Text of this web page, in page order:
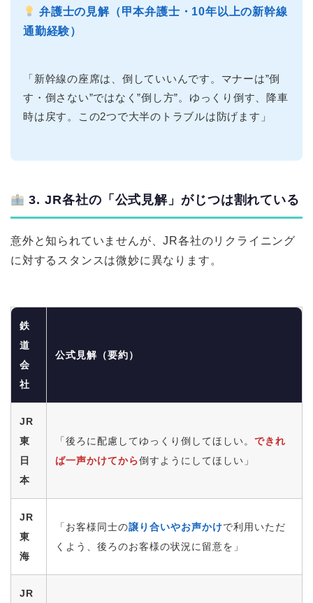
弁護士の見解（甲本弁護士・10年以上の新幹線
通勤経験）
「新幹線の座席は、倒していいんです。マナーは”倒
す・倒さない”ではなく”倒し方”。ゆっくり倒す、降車
時は戻す。この2つで大半のトラブルは防げます」
3. JR各社の「公式見解」がじつは割れている
意外と知られていませんが、JR各社のリクライニング
に対するスタンスは微妙に異なります。
鉄
道
会
社
公式見解（要約）
JR
東
日
本
「後ろに配慮してゆっくり倒してほしい。 できれ
ば一声かけてから倒すようにしてほしい」
JR
東
海
「お客様同士の譲り合いやお声かけで利用いただ
くよう、後ろのお客様の状況に留意を」
JR